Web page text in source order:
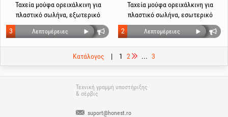
Ταχεία μούφα ορειχάλκινη για
πλαστικό σωλήνα, εξωτερικό
σπείρωμα EvoSanitary®
Λεπτομέρειες
3
Ταχεία μούφα ορειχάλκινη για
πλαστικό σωλήνα, εσωτερικό
σπείρωμα EvoSanitary®
Λεπτομέρειες
2
Κατάλογος | 1 2 ... 3
Τεχνική γραμμή υποστήριξης
& σέρβις
suport@honest.ro